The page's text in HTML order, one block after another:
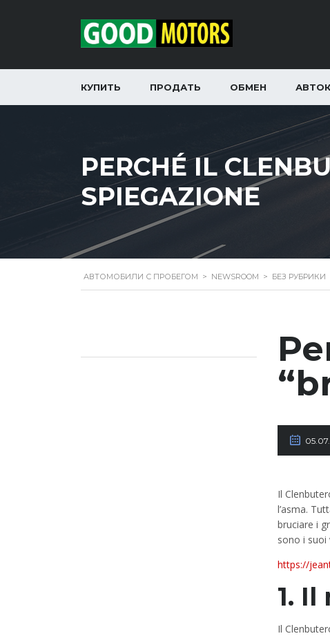
КУПИТЬ ПРОДАТЬ ОБМЕН
PERCHÉ IL
SPIEGAZIONE
АВТОМОБИЛИ С ПРОБЕГОМ > NEWSROOM > БЕЗ РУБРИКИ
Il
l’asma.
bruciare i
sono i suoi
https://
1.
Il